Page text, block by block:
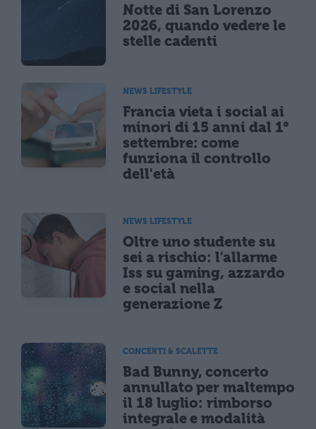
Notte di San Lorenzo
2026, quando vedere le
stelle cadenti
NEWS LIFESTYLE
Francia vieta i social ai
minori di 15 anni dal 1°
settembre: come
funziona il controllo
dell'età
NEWS LIFESTYLE
Oltre uno studente su
sei a rischio: l'allarme
Iss su gaming, azzardo
e social nella
generazione Z
CONCERTI & SCALETTE
Bad Bunny, concerto
annullato per maltempo
il 18 luglio: rimborso
integrale e modalità